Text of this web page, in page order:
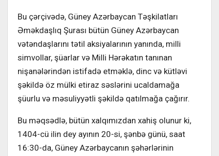
Bu çərçivədə, Güney Azərbaycan Təşkilatları
Əməkdaşlıq Şurası bütün Güney Azərbaycan
vətəndaşlarını tətil aksiyalarının yanında, milli
simvollar, şüarlar və Milli Hərəkatın tanınan
nişanələrindən istifadə etməklə, dinc və kütləvi
şəkildə öz mülki etiraz səslərini ucaldamağa
şüurlu və məsuliyyətli şəkildə qatılmağa çağırır.
Bu məqsədlə, bütün xalqımızdan xahiş olunur ki,
1404-cü ilin dey ayının 20-si, şənbə günü, saat
16:30-da, Güney Azərbaycanın şəhərlərinin